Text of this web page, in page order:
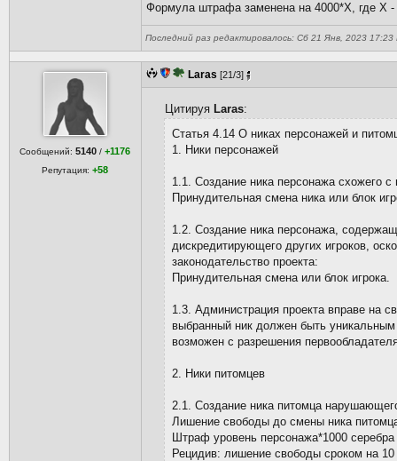
Формула штрафа заменена на 4000*Х, где Х -
Последний раз редактировалось: Сб 21 Янв, 2023 17:23
Сообщений:5140 /+1176
Репутация:+58
Laras [21/3]
Цитируя Laras:
Статья 4.14 О никах персонажей и
1. Ники персонажей
1.1. Создание ника персонажа схожего
Принудительная смена ника или блок
1.2. Создание ника персонажа,
дискредитирующего других игроков,
законодательство проекта:
Принудительная смена или блок игрока.
1.3. Администрация проекта вправе на
выбранный ник должен быть
возможен с разрешения
2. Ники питомцев
2.1. Создание ника питомца
Лишение свободы до смены ника
Штраф уровень персонажа*1000
Рецидив: лишение свободы сроком на